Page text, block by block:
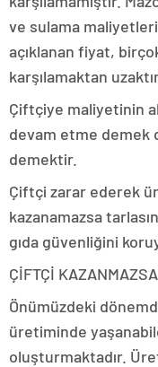
ve sulama
açıklanan fiyat,
karşılamaktan
Çiftçiye maliyetinin
devam etme demek
demektir.
Çiftçi zarar ederek
kazanamazsa
gıda güvenliğini
ÇİFTÇİ
Önümüzdeki
üretiminde
oluşturmaktadır.